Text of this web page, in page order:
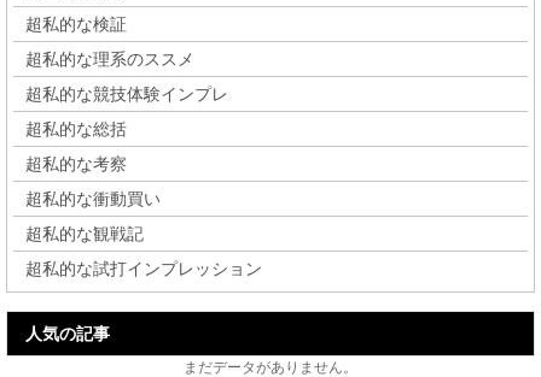
超私的な検証
超私的な理系のススメ
超私的な競技体験インプレ
超私的な総括
超私的な考察
超私的な衝動買い
超私的な観戦記
超私的な試打インプレッション
人気の記事
まだデータがありません。